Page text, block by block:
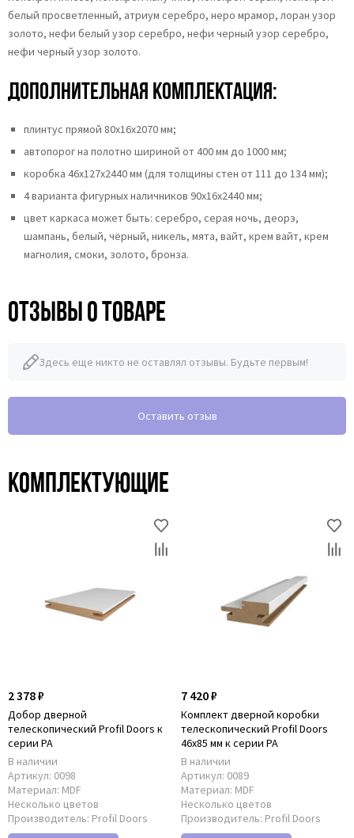
белый просветленный, атриум серебро, неро мрамор, лоран узор
золото, нефи белый узор серебро, нефи черный узор серебро,
нефи черный узор золото.
Дополнительная комплектация:
плинтус прямой 80х16х2070 мм;
автопорог на полотно шириной от 400 мм до 1000 мм;
коробка 46x127x2440 мм (для толщины стен от 111 до 134 мм);
4 варианта фигурных наличников 90х16х2440 мм;
цвет каркаса может быть: серебро, серая ночь, деорэ,
шампань, белый, чёрный, никель, мята, вайт, крем вайт, крем
магнолия, смоки, золото, бронза.
Отзывы о товаре
Здесь еще никто не оставлял отзывы. Будьте первым!
Оставить отзыв
Комплектующие
2 378 ₽
Добор дверной
телескопический Profil Doors к
серии PA
В наличии
Артикул: 0098
Материал: MDF
Несколько цветов
Производитель: Profil Doors
7 420 ₽
Комплект дверной коробки
телескопический Profil Doors
46x85 мм к серии PA
В наличии
Артикул: 0089
Материал: MDF
Несколько цветов
Производитель: Profil Doors